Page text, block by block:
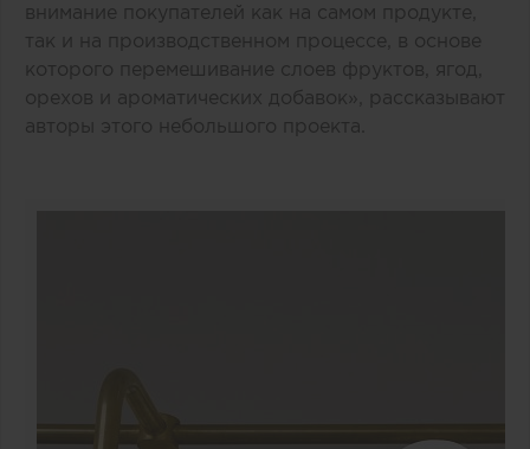
внимание покупателей как на самом продукте,
так и на производственном процессе, в основе
которого перемешивание слоев фруктов, ягод,
орехов и ароматических добавок», рассказывают
авторы этого небольшого проекта.